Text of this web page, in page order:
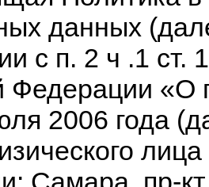
данных
с п. 2 ч .1
Федерации
2006 года